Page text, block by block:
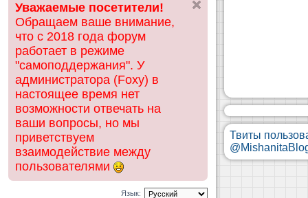
ск
Уважаемые посетители!
Обращаем ваше внимание,
что с 2018 года форум
работает в режиме
"самоподдержания". У
администратора (Foxy) в
настоящее время нет
возможности отвечать на
ваши вопросы, но мы
приветствуем
взаимодействие между
пользователями
Язык:
Твиты